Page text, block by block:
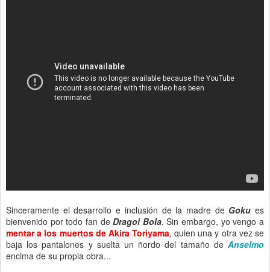
Sinceramente el desarrollo e inclusión de la madre de Gokues
bienvenido por todo fan deDragoi Bola. Sin embargo, yo vengo a
mentar a los muertos de Akira Toriyama, quien una y otra vez se
baja los pantalones y suelta un ñordo del tamaño de Anselmo
encima de su propia obra...